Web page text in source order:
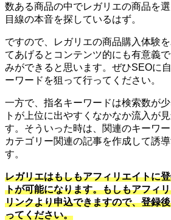
数ある商品の中でレガリエの商品を
目線の本音を探しているはず。
ですので、レガリエの商品購入体験
てあげるとコンテンツ的にも有意義
みができると思います。ぜひSEOに
ーワードを狙って行ってください。
一方で、指名キーワードは検索数が
トが上位に出やすくなかなか流入が
す。そういった時は、関連のキーワー
カテゴリー関連の記事を作成して誘
す。
レガリエはもしもアフィリエイトに
トが可能になります。もしもアフィ
リンクより申込できますので、登録
ってください。